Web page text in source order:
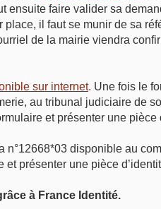
ensuite faire valider sa
il faut se munir de sa
de la mairie viendra
sur internet. Une fois le
au tribunal judiciaire de
et présenter une
n°12668*03 disponible au
présenter une pièce
à France Identité.